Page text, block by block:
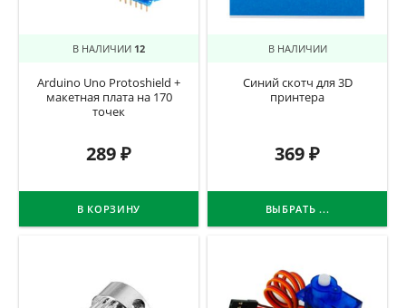
В НАЛИЧИИ 12
Arduino Uno Protoshield +
макетная плата на 170
точек
289₽
В КОРЗИНУ
В НАЛИЧИИ
Синий скотч для 3D
принтера
369₽
ВЫБРАТЬ ...